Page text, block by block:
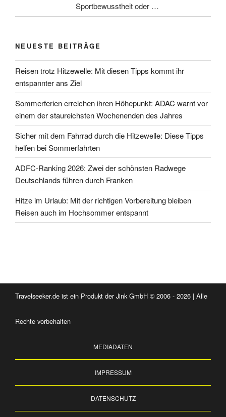
Sportbewusstheit oder …
NEUESTE BEITRÄGE
Reisen trotz Hitzewelle: Mit diesen Tipps kommt ihr
entspannter ans Ziel
Sommerferien erreichen ihren Höhepunkt: ADAC warnt vor
einem der staureichsten Wochenenden des Jahres
Sicher mit dem Fahrrad durch die Hitzewelle: Diese Tipps
helfen bei Sommerfahrten
ADFC-Ranking 2026: Zwei der schönsten Radwege
Deutschlands führen durch Franken
Hitze im Urlaub: Mit der richtigen Vorbereitung bleiben
Reisen auch im Hochsommer entspannt
Travelseeker.de ist ein Produkt der Jink GmbH © 2006 - 2026 | Alle
Rechte vorbehalten
MEDIADATEN
IMPRESSUM
DATENSCHUTZ